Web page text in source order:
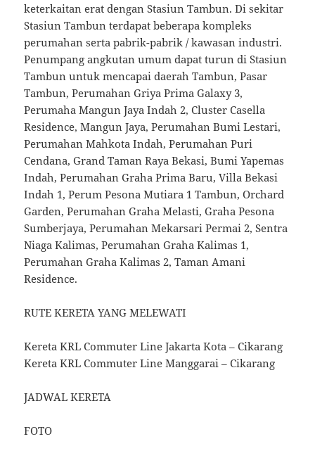
keterkaitan erat dengan Stasiun Tambun. Di sekitar
Stasiun Tambun terdapat beberapa kompleks
perumahan serta pabrik-pabrik / kawasan industri.
Penumpang angkutan umum dapat turun di Stasiun
Tambun untuk mencapai daerah Tambun, Pasar
Tambun, Perumahan Griya Prima Galaxy 3,
Perumaha Mangun Jaya Indah 2, Cluster Casella
Residence, Mangun Jaya, Perumahan Bumi Lestari,
Perumahan Mahkota Indah, Perumahan Puri
Cendana, Grand Taman Raya Bekasi, Bumi Yapemas
Indah, Perumahan Graha Prima Baru, Villa Bekasi
Indah 1, Perum Pesona Mutiara 1 Tambun, Orchard
Garden, Perumahan Graha Melasti, Graha Pesona
Sumberjaya, Perumahan Mekarsari Permai 2, Sentra
Niaga Kalimas, Perumahan Graha Kalimas 1,
Perumahan Graha Kalimas 2, Taman Amani
Residence.
RUTE KERETA YANG MELEWATI
Kereta KRL Commuter Line Jakarta Kota – Cikarang
Kereta KRL Commuter Line Manggarai – Cikarang
JADWAL KERETA
FOTO